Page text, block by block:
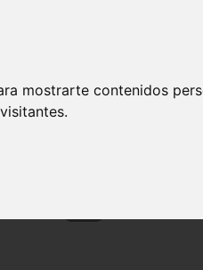
mostrarte contenidos